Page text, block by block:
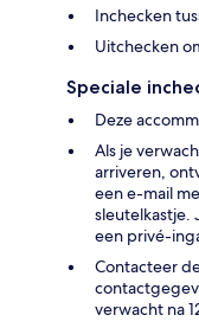
Inchecken
Uitchecken
Speciale
Deze
Als je
arriveren,
een e-mail
sleutelkastje.
een privé-
Contacteer
verwacht na